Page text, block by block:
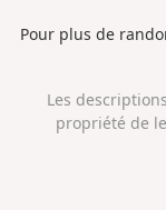
Pour plus de
Les
propriété de